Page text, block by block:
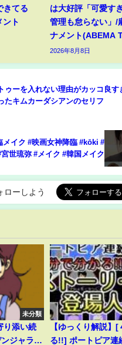
きてる
ント
は大好評「可愛す
管理も怠らない」/
ナメント(ABEMA
2026年8月8日
ゥーを入れない理由がカッコ良す
たキムカーダシアンのセリフ
メイク #映画女神降臨 #kōki #
世琉弥 #メイク #韓国メイク
ローしよう
未分類
り添い続
ジャラス
【ゆっくり解説】[
る!!] ポートピア連